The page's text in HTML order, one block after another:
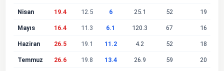
Nisan 19.4 12.5 6 25.1 52 19
Mayıs 16.4 11.3 6.1 120.3 67 16
Haziran 26.5 19.1 11.2 4.2 52 18
Temmuz 26.6 19.8 13.4 26.9 59 20